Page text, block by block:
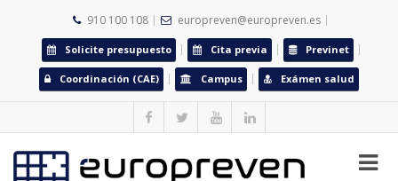
910 100 108 europreven@europreven.es
Solicite presupuesto Cita previa Previnet
Coordinación (CAE) Campus Exámen salud